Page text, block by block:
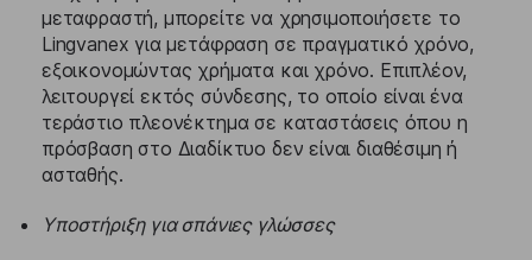
μεταφραστή, μπορείτε να χρησιμοποιήσετε το
Lingvanex για μετάφραση σε πραγματικό χρόνο,
εξοικονομώντας χρήματα και χρόνο. Επιπλέον,
λειτουργεί εκτός σύνδεσης, το οποίο είναι ένα
τεράστιο πλεονέκτημα σε καταστάσεις όπου η
πρόσβαση στο Διαδίκτυο δεν είναι διαθέσιμη ή
ασταθής.
Υποστήριξη για σπάνιες γλώσσες